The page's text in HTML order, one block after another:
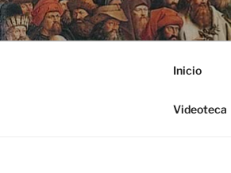
Inicio
Videoteca